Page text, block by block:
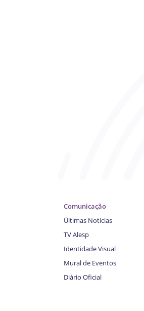
Comunicação
Últimas Notícias
TV Alesp
Identidade Visual
Mural de Eventos
Diário Oficial